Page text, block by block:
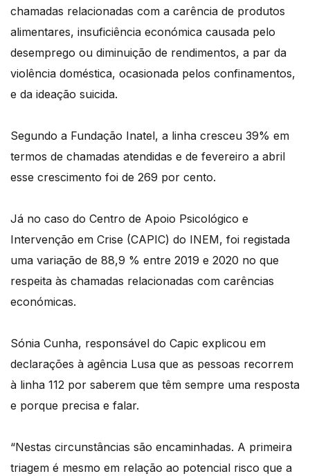
chamadas relacionadas com a carência de produtos
alimentares, insuficiência económica causada pelo
desemprego ou diminuição de rendimentos, a par da
violência doméstica, ocasionada pelos confinamentos,
e da ideação suicida.
Segundo a Fundação Inatel, a linha cresceu 39% em
termos de chamadas atendidas e de fevereiro a abril
esse crescimento foi de 269 por cento.
Já no caso do Centro de Apoio Psicológico e
Intervenção em Crise (CAPIC) do INEM, foi registada
uma variação de 88,9 % entre 2019 e 2020 no que
respeita às chamadas relacionadas com carências
económicas.
Sónia Cunha, responsável do Capic explicou em
declarações à agência Lusa que as pessoas recorrem
à linha 112 por saberem que têm sempre uma resposta
e porque precisa e falar.
“Nestas circunstâncias são encaminhadas. A primeira
triagem é mesmo em relação ao potencial risco que a